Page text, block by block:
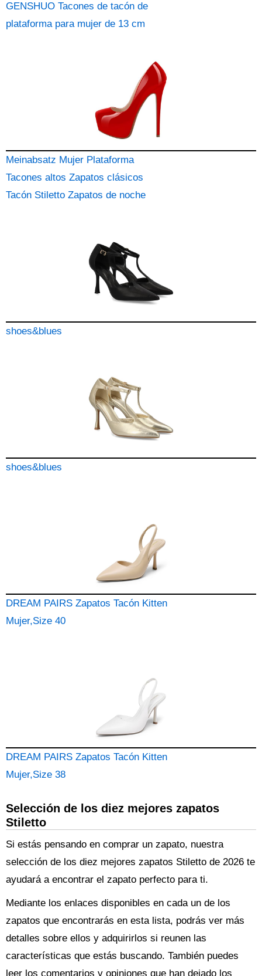
GENSHUO Tacones de tacón de
plataforma para mujer de 13 cm
Meinabsatz Mujer Plataforma
Tacones altos Zapatos clásicos
Tacón Stiletto Zapatos de noche
shoes&blues
shoes&blues
DREAM PAIRS Zapatos Tacón Kitten
Mujer,Size 40
DREAM PAIRS Zapatos Tacón Kitten
Mujer,Size 38
Selección de los diez mejores zapatos
Stiletto
Si estás pensando en comprar un zapato, nuestra
selección de los diez mejores zapatos Stiletto de 2026 te
ayudará a encontrar el zapato perfecto para ti.
Mediante los enlaces disponibles en cada un de los
zapatos que encontrarás en esta lista, podrás ver más
detalles sobre ellos y adquirirlos si reunen las
características que estás buscando. También puedes
leer los comentarios y opiniones que han dejado los